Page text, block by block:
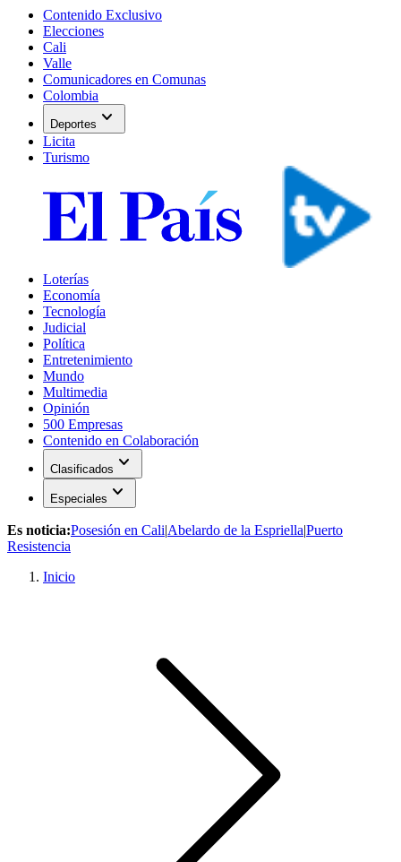
Contenido Exclusivo
Elecciones
Cali
Valle
Comunicadores en Comunas
Colombia
Deportes expand_more
Licita
Turismo
Loterías
Economía
Tecnología
Judicial
Política
Entretenimiento
Mundo
Multimedia
Opinión
500 Empresas
Contenido en Colaboración
Clasificados expand_more
Especiales expand_more
Es noticia:Posesión en Cali|Abelardo de la Espriella|Puerto
Resistencia
Inicio